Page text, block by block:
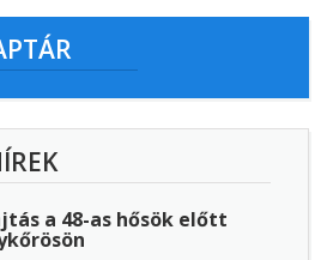
a 48-as hősök előtt